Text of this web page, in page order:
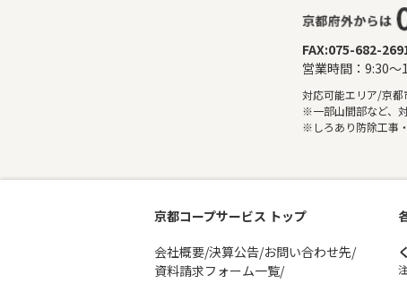
FAX:075-682-
営業時間：9:30
対応可能エリア/京都
※一部山間部など、
※しろあり防除工事
京都コープサービス トップ
会社概要/決算公告/お問い合わせ先/
資料請求フォーム一覧/